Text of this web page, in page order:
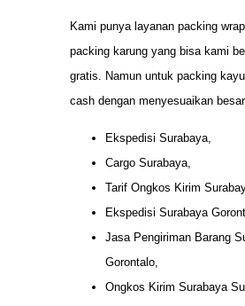
Kami punya layanan packing
packing karung yang bisa kami
gratis. Namun untuk packing
cash dengan menyesuaikan
Ekspedisi Surabaya,
Cargo Surabaya,
Tarif Ongkos Kirim
Ekspedisi Surabaya
Jasa Pengiriman Barang
Gorontalo,
Ongkos Kirim Surabaya